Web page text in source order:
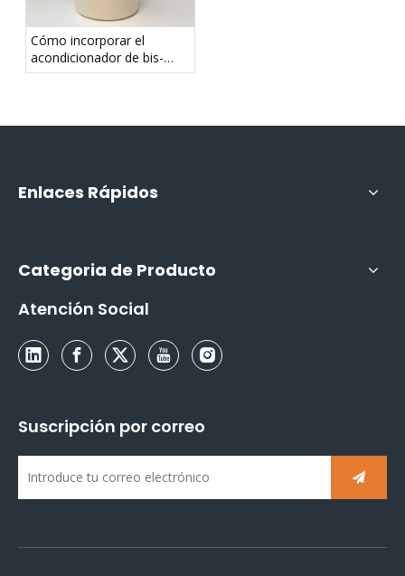
Cómo incorporar el
acondicionador de bis-
aminopropil dimeticona en
Enlaces Rápidos
Categoria de Producto
Atención Social
Suscripción por correo